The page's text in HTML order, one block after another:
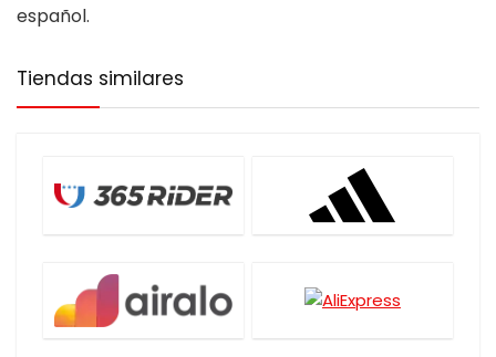
español.
Tiendas similares